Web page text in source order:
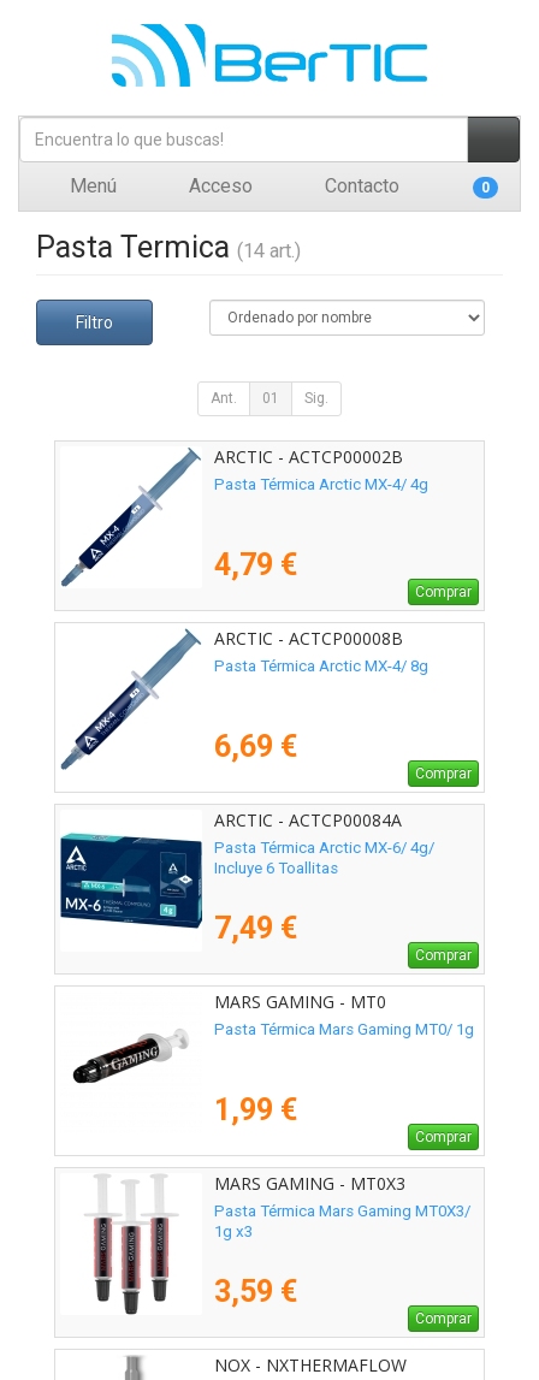
Menú Acceso Contacto 0
Pasta Termica (14 art.)
Filtro
Ant. 01 Sig.
ARCTIC - ACTCP00002B
Pasta Térmica Arctic MX-4/ 4g
4,79 €
Comprar
ARCTIC - ACTCP00008B
Pasta Térmica Arctic MX-4/ 8g
6,69 €
Comprar
ARCTIC - ACTCP00084A
Pasta Térmica Arctic MX-6/ 4g/
Incluye 6 Toallitas
7,49 €
Comprar
MARS GAMING - MT0
Pasta Térmica Mars Gaming MT0/ 1g
1,99 €
Comprar
MARS GAMING - MT0X3
Pasta Térmica Mars Gaming MT0X3/
1g x3
3,59 €
Comprar
NOX - NXTHERMAFLOW